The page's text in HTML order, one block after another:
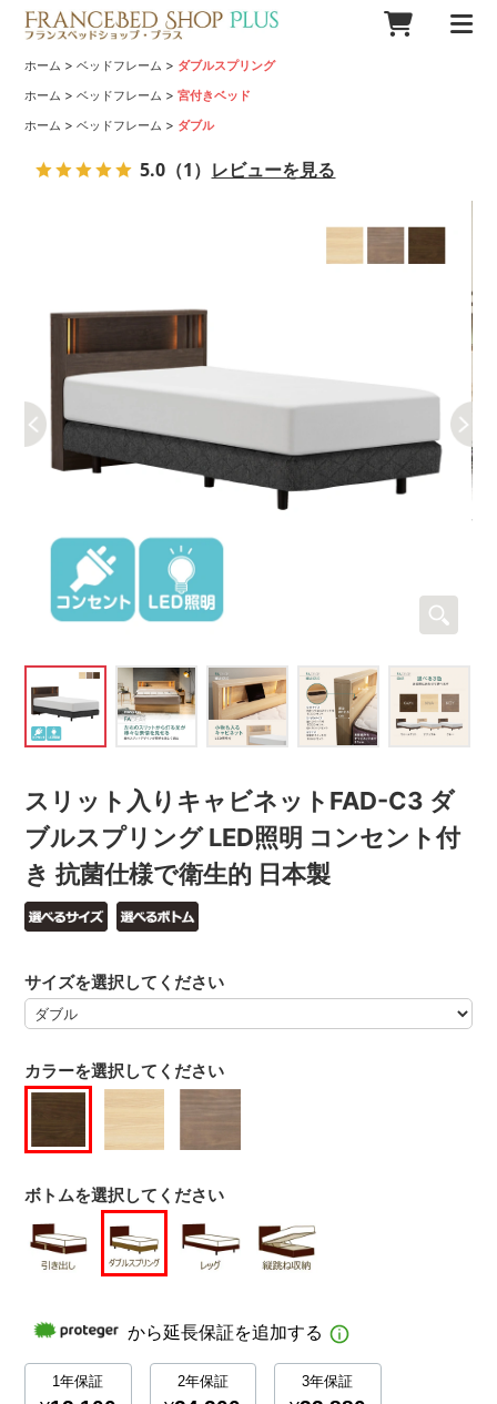
ホーム >ベッドフレーム > ダブルスプリング
ホーム >ベッドフレーム >宮付きベッド
ホーム >ベッドフレーム > ダブル
スリット入りキャビネットFAD-C3 ダ
ブルスプリング LED照明 コンセント付
き 抗菌仕様で衛生的 日本製
カラーを選択してください
サイズを選択してください
ボトムを選択してください
5.0 （1） レビューを見る